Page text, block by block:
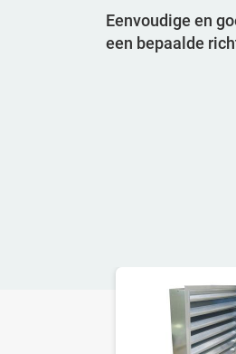
Eenvoudige en
een bepaalde